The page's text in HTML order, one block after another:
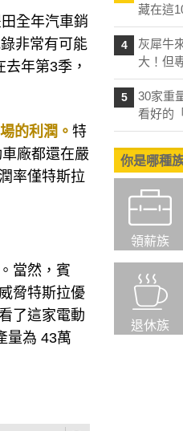
全年汽車銷
非常有可能
年第3季，
的利潤。 特
廠都還在嚴
率僅特斯拉
當然，賓
脅特斯拉優
了這家電動
量為 43萬
藏在這
4
灰犀牛
大！但
5
30家重
看好的
你是哪種
領薪族
退休族